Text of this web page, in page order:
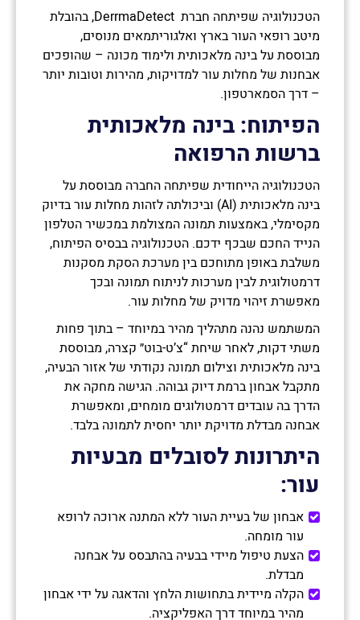
הטכנולוגיה שפיתחה חברת DerrmaDetect, בהובלת
מיטב רופאי העור בארץ ואלגוריתמאים מנוסים,
מבוססת על בינה מלאכותית ולימוד מכונה – שהופכים
אבחנות של מחלות עור למדויקות, מהירות וטובות יותר
– דרך הסמארטפון.
הפיתוח: בינה מלאכותית
ברשות הרפואה
הטכנולוגיה הייחודית שפיתחה החברה מבוססת על
בינה מלאכותית (AI) וביכולתה לזהות מחלות עור בדיוק
מקסימלי, באמצעות תמונה המצולמת במכשיר הטלפון
הנייד החכם שבכף ידכם. הטכנולוגיה בבסיס הפיתוח,
משלבת באופן מתוחכם בין מערכת הסקת מסקנות
דרמטולוגית לבין מערכות לניתוח תמונה ובכך
מאפשרת זיהוי מדויק של מחלות עור.
המשתמש נהנה מתהליך מהיר במיוחד – בתוך פחות
משתי דקות, לאחר שיחת “צ’ט-בוט״ קצרה, מבוססת
בינה מלאכותית וצילום תמונה נקודתי של אזור הבעיה,
מתקבל אבחון ברמת דיוק גבוהה. הגישה מחקה את
הדרך בה עובדים דרמטולוגים מומחים, ומאפשרת
אבחנה מבדלת מדויקת יותר יחסית לתמונה בלבד.
היתרונות לסובלים מבעיות
עור:
אבחון של בעיית העור ללא המתנה ארוכה לרופא
עור מומחה.
הצעת טיפול מיידי בבעיה בהתבסס על אבחנה
מבדלת.
הקלה מיידית בתחושות הלחץ והדאגה על ידי אבחון
מהיר במיוחד דרך האפליקציה.